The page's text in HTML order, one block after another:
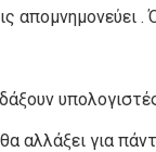
αλλάξει για